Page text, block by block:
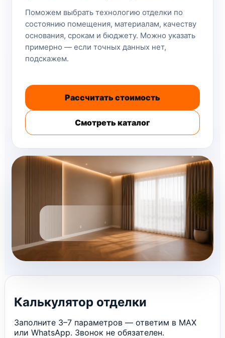
Поможем выбрать технологию отделки по
состоянию помещения, материалам, качеству
основания, срокам и бюджету. Можно указать
примерно — если точных данных нет,
подскажем.
Рассчитать стоимость
Смотреть каталог
Калькулятор отделки
Заполните 3–7 параметров — ответим в MAX
или WhatsApp. Звонок не обязателен.